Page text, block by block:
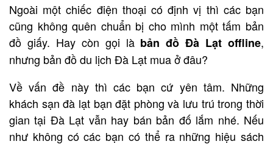
Ngoài một chiếc điện thoại có định vị thì các bạn
cũng không quên chuẩn bị cho mình một tấm bản
đồ giấy. Hay còn gọi là bản đồ Đà Lạt offline,
nhưng bản đồ du lịch Đà Lạt mua ở đâu?
Về vấn đề này thì các bạn cứ yên tâm. Những
khách sạn đà lạt bạn đặt phòng và lưu trú trong thời
gian tại Đà Lạt vẫn hay bán bản đố lắm nhé. Nếu
như không có các bạn có thể ra những hiệu sách